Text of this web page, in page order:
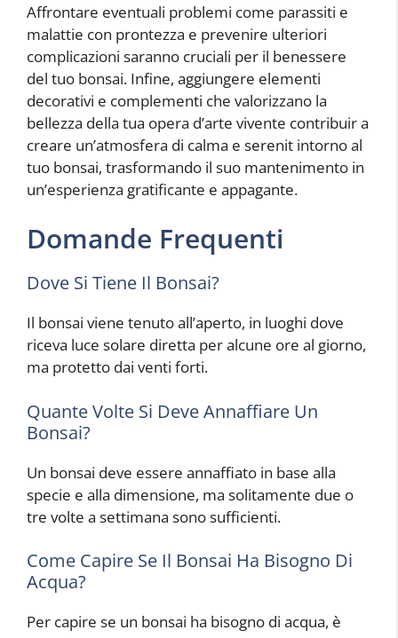
Affrontare eventuali problemi come parassiti e
malattie con prontezza e prevenire ulteriori
complicazioni saranno cruciali per il benessere
del tuo bonsai. Infine, aggiungere elementi
decorativi e complementi che valorizzano la
bellezza della tua opera d’arte vivente contribuir a
creare un’atmosfera di calma e serenit intorno al
tuo bonsai, trasformando il suo mantenimento in
un’esperienza gratificante e appagante.
Domande Frequenti
Dove Si Tiene Il Bonsai?
Il bonsai viene tenuto all’aperto, in luoghi dove
riceva luce solare diretta per alcune ore al giorno,
ma protetto dai venti forti.
Quante Volte Si Deve Annaffiare Un
Bonsai?
Un bonsai deve essere annaffiato in base alla
specie e alla dimensione, ma solitamente due o
tre volte a settimana sono sufficienti.
Come Capire Se Il Bonsai Ha Bisogno Di
Acqua?
Per capire se un bonsai ha bisogno di acqua, è